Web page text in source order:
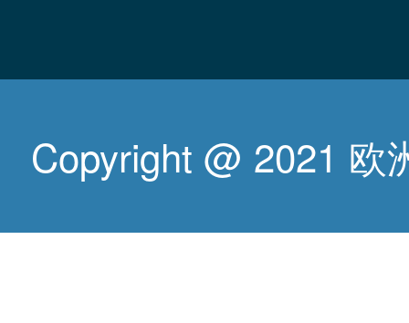
Copyright @ 2021 欧